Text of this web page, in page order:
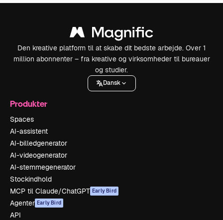
Den kreative platform til at skabe dit bedste arbejde. Over 1
million abonnenter – fra kreative og virksomheder til bureauer
og studier.
Dansk
Produkter
Spaces
AI-assistent
AI-billedgenerator
AI-videogenerator
AI-stemmegenerator
Stockindhold
MCP til Claude/ChatGPT Early Bird
Agenter Early Bird
API